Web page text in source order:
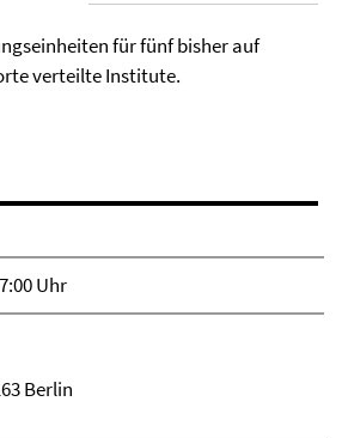
für fünf bisher auf
verteilte Institute.
Uhr
Berlin